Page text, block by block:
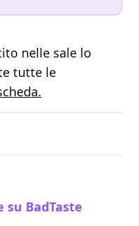
nelle sale lo
tutte le
su BadTaste